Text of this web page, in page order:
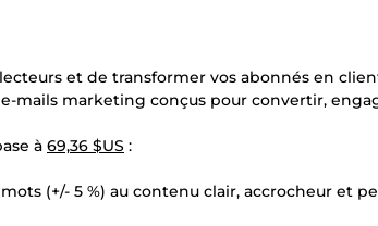
et de transformer vos abonnés en
mails marketing conçus pour convertir,
à 69,36 $US :
(+/- 5 %) au contenu clair, accrocheur et